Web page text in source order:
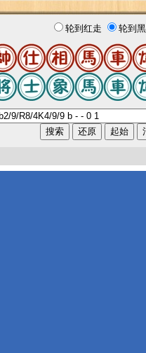
轮到红走 轮到